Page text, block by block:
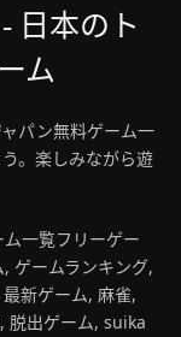
日本のト
ム
パン無料ゲーム一
。楽しみながら遊
一覧フリーゲー
ゲームランキング,
新ゲーム, 麻雀,
脱出ゲーム, suika